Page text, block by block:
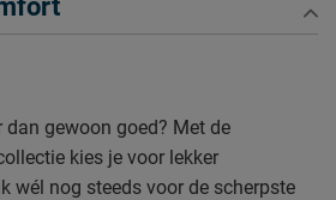
dan gewoon goed? Met de
kies je voor lekker
wél nog steeds voor de scherpste